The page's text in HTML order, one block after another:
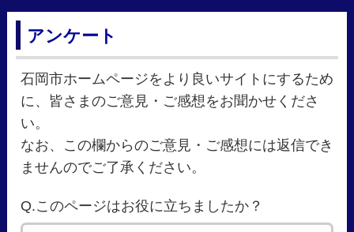
アンケート
石岡市ホームページをより良いサイトにするため
に、皆さまのご意見・ご感想をお聞かせくださ
い。
なお、この欄からのご意見・ご感想には返信でき
ませんのでご了承ください。
Q.このページはお役に立ちましたか？